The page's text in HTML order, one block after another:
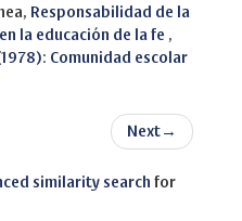
Responsabilidad de la
la educación de la fe ,
Comunidad escolar
Next →
similarity search for